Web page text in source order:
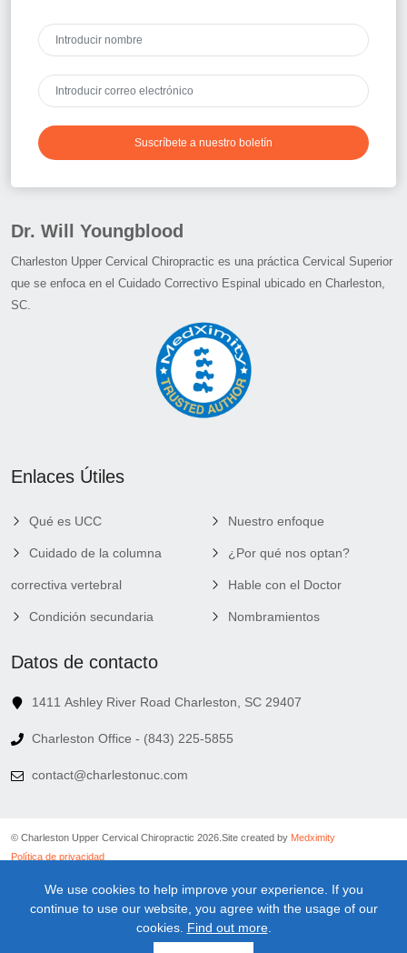
Suscríbete a nuestro boletín
Dr. Will Youngblood
Charleston Upper Cervical Chiropractic es una práctica Cervical Superior
que se enfoca en el Cuidado Correctivo Espinal ubicado en Charleston,
SC.
Enlaces Útiles
Qué es UCC
Cuidado de la columna
correctiva vertebral
Condición secundaria
Nuestro enfoque
¿Por qué nos optan?
Hable con el Doctor
Nombramientos
Datos de contacto
1411 Ashley River Road Charleston, SC 29407
Charleston Office - (843) 225-5855
contact@charlestonuc.com
© Charleston Upper Cervical Chiropractic 2026. Site created by Medximity
Política de privacidad
Política de vinculación
Términos y condiciones
Descargo de responsabilidad de información médica
We use cookies to help improve your experience. If you
continue to use our website, you agree with the usage of our
cookies. Find out more.